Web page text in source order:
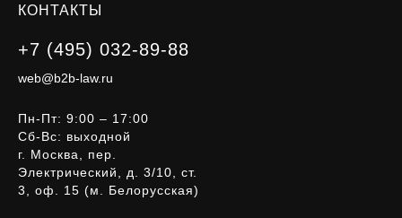
КОНТАКТЫ
+7 (495) 032-89-88
web@b2b-law.ru
Пн-Пт: 9:00 – 17:00
Сб-Вс: выходной
г. Москва, пер.
Электрический, д. 3/10, ст.
3, оф. 15 (м. Белорусская)